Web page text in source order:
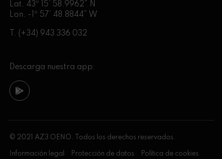
Lat. 43º 15’ 58.9962” N
Lon. -1º 57’ 48.8844” W
T. (+34) 943 336 032
Descarga nuestra app:
© 2021 AZ3 OENO. Todos los derechos reservados.
Información legal Protección de datos Política de cookies